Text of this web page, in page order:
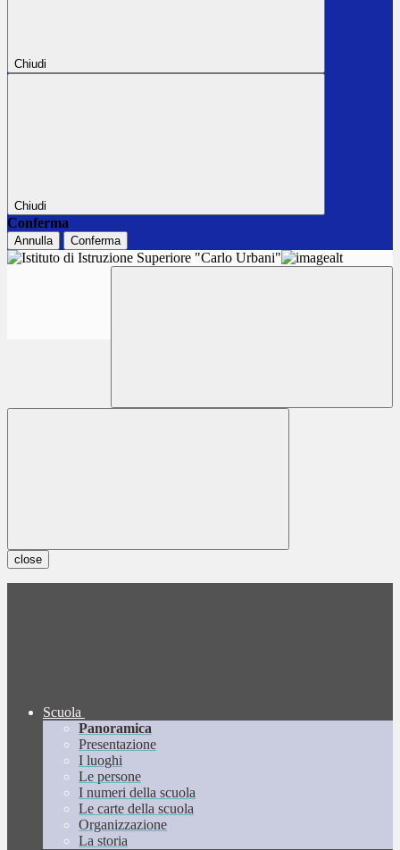
Chiudi
Chiudi
Conferma
Annulla Conferma
close
Scuola
Panoramica
Presentazione
I luoghi
Le persone
I numeri della scuola
Le carte della scuola
Organizzazione
La storia